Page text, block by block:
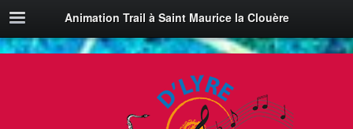
Animation Trail à Saint Maurice la Clouère